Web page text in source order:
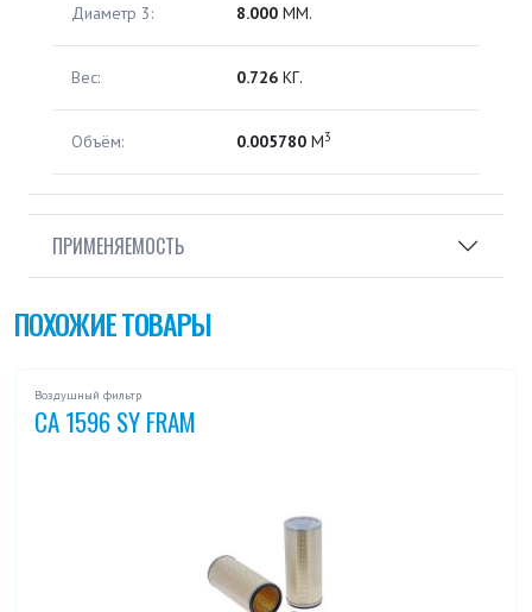
Диаметр 3: 8.000 ММ.
Вес: 0.726 КГ.
Объём: 0.005780 М3
ПРИМЕНЯЕМОСТЬ
ПОХОЖИЕ ТОВАРЫ
Воздушный фильтр
CA 1596 SY FRAM